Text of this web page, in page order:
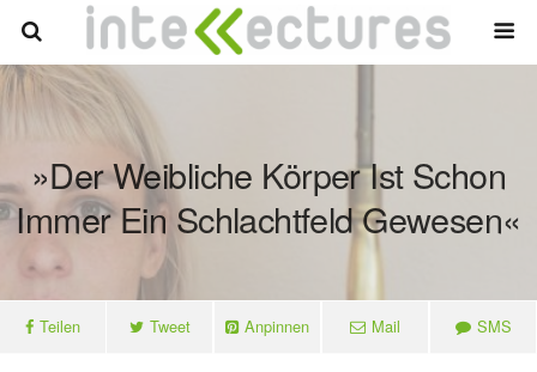
»Der Weibliche Körper Ist Schon
Immer Ein Schlachtfeld Gewesen«
Teilen Tweet Anpinnen Mail SMS